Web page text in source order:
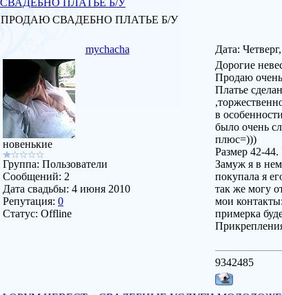
ПРОДАЮ СВАДЕБНО ПЛАТЬЕ Б/У
mychacha Дата:
новенькие
Группа: Пользователи
Сообщений: 2
Дата свадьбы: 4 июня 2010
Репутация: 0
Статус: Offline
Дорогие
Продаю
Платье
в
было очень
плюс=)))
Размер 42-44.
Замуж я в
покупала я
так же могу
мои
примерка
9342485